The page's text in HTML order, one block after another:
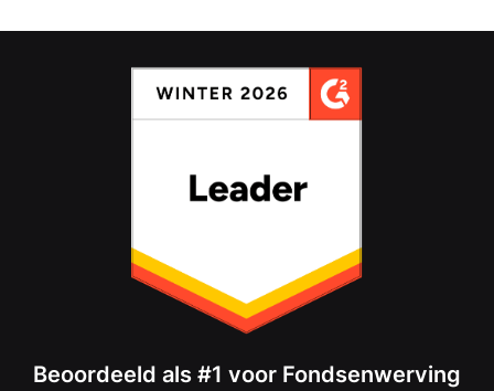
Beoordeeld als #1 voor Fondsenwerving